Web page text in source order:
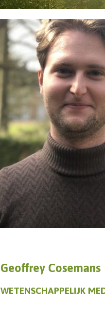
Geoffrey Cosemans
WETENSCHAPPELIJK